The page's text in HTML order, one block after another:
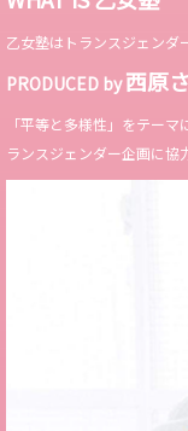
乙女塾はトランスジェンダ
PRODUCED by西原
「平等と多様性」をテー
ランスジェンダー企画に